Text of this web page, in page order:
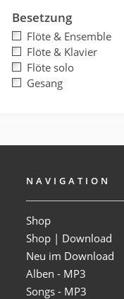
Besetzung
Flöte & Ensemble
Flöte & Klavier
Flöte solo
Gesang
NAVIGATION
Shop
Shop | Download
Neu im Download
Alben - MP3
Songs - MP3